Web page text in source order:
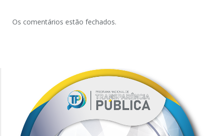
Os comentários estão fechados.